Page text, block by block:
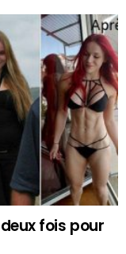
fois pour